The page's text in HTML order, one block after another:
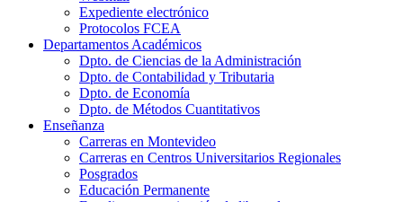
Expediente electrónico
Protocolos FCEA
Departamentos Académicos
Dpto. de Ciencias de la Administración
Dpto. de Contabilidad y Tributaria
Dpto. de Economía
Dpto. de Métodos Cuantitativos
Enseñanza
Carreras en Montevideo
Carreras en Centros Universitarios Regionales
Posgrados
Educación Permanente